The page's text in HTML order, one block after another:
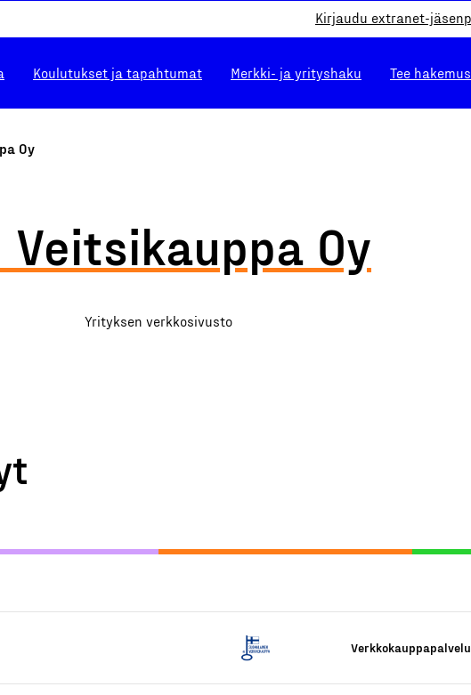
Kirjaudu extranet-
Koulutukset ja tapahtumat Merkki- ja yrityshaku Tee hakemus
Oy
Veitsikauppa Oy
Yrityksen verkkosivusto